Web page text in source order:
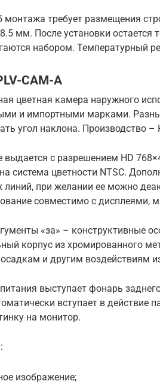
монтажа требует размещения
мм. После установки остается
набором. Температурный
CAM-A
цветная камера наружного
и импортными марками.
угол наклона. Производство –
выдается с разрешением HD
система цветности NTSC.
линий, при желании ее можно
совместимо с дисплеями,
«за» – конструктивные
корпус из хромированного
и другим воздействиям
выступает фонарь
вступает в действие
на монитор.
изображение;